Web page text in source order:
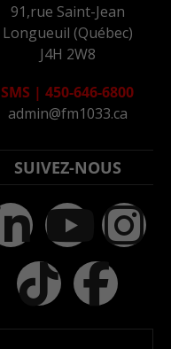
91,rue Saint-Jean
Longueuil (Québec)
J4H 2W8
SMS | 450-646-6800
admin@fm1033.ca
SUIVEZ-NOUS